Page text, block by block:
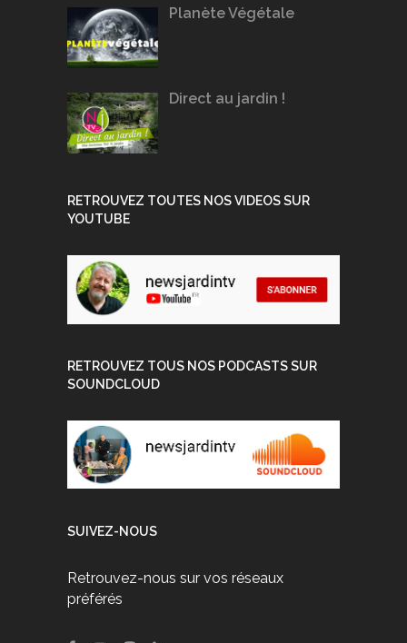
Planète Végétale
Direct au jardin !
RETROUVEZ TOUTES NOS VIDEOS SUR
YOUTUBE
RETROUVEZ TOUS NOS PODCASTS SUR
SOUNDCLOUD
SUIVEZ-NOUS
Retrouvez-nous sur vos réseaux
préférés